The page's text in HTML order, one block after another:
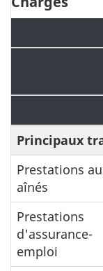
Principaux
Prestations
aînés
Prestations
d'assurance-
emploi